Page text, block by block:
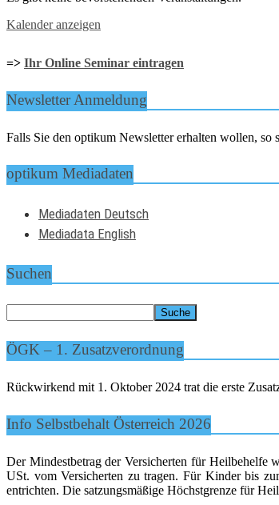
Kalender anzeigen
=> Ihr Online Seminar eintragen
Newsletter Anmeldung
Falls Sie den optikum Newsletter erhalten wollen, so
optikum Mediadaten
Mediadaten Deutsch
Mediadata English
Suchen
ÖGK – 1. Zusatzverordnung
Rückwirkend mit 1. Oktober 2024 trat die erste
Info Selbstbehalt Österreich 2026
Der Mindestbetrag der Versicherten für Heilbehelfe
USt. vom Versicherten zu tragen. Für Kinder bis
entrichten. Die satzungsmäßige Höchstgrenze für